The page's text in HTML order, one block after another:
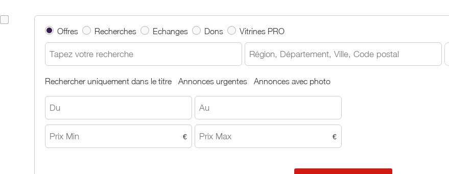
Offres Recherches Echanges Dons Vitrines PRO
Rechercher uniquement dans le titre Annonces urgentes Annonces avec photo
€ €